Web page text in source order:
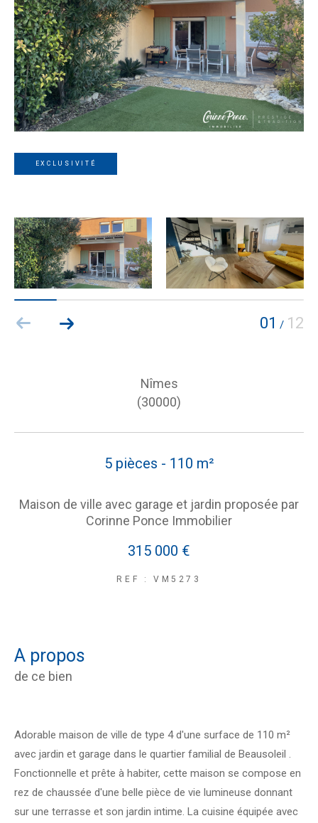
EXCLUSIVITÉ
01 / 12
Nîmes
(30000)
5 pièces - 110 m²
Maison de ville avec garage et jardin proposée par
Corinne Ponce Immobilier
315 000 €
REF : VM5273
a propos
de ce bien
Adorable maison de ville de type 4 d'une surface de 110 m²
avec jardin et garage dans le quartier familial de Beausoleil .
Fonctionnelle et prête à habiter, cette maison se compose en
rez de chaussée d'une belle pièce de vie lumineuse donnant
sur une terrasse et son jardin intime. La cuisine équipée avec